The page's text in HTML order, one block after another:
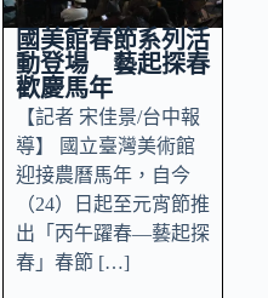
國美館春節系列活
動登場 藝起探春
歡慶馬年
【記者 宋佳景/台中報
導】 國立臺灣美術館
迎接農曆馬年，自今
（24）日起至元宵節推
出「丙午躍春—藝起探
春」春節 […]